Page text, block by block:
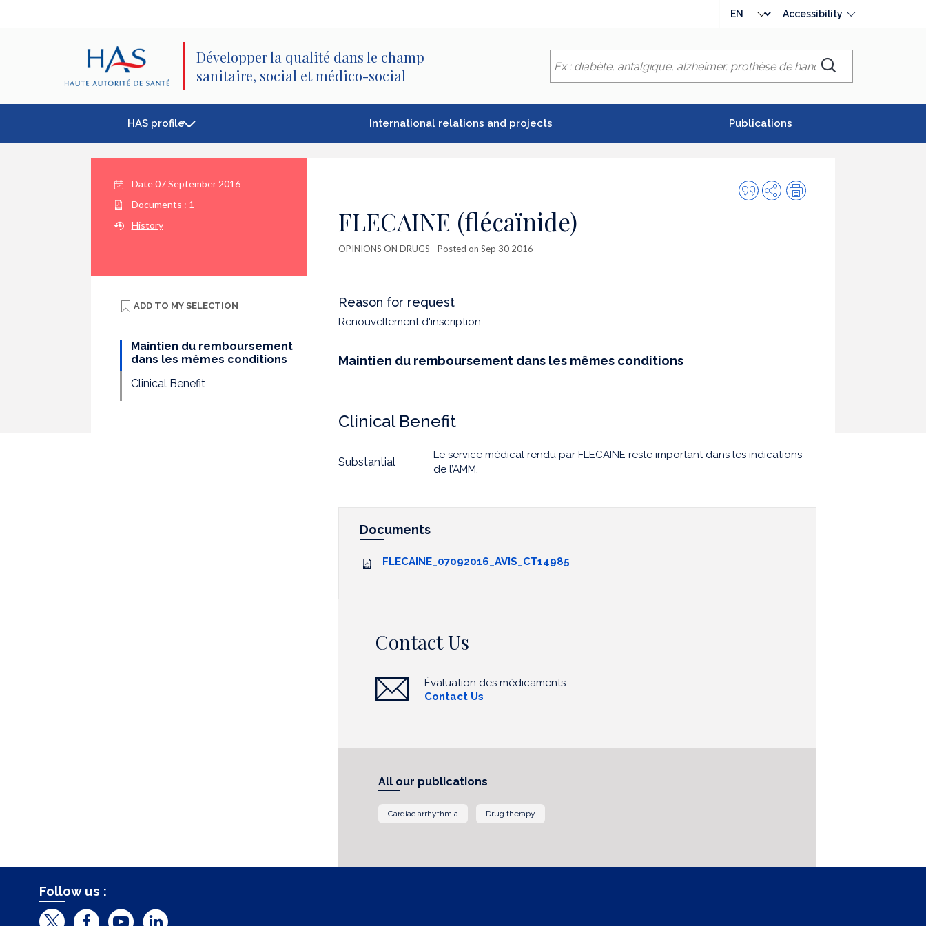
language
Accessibility
Développer la qualité dans le champ
sanitaire, social et médico-social
Chercher
HAS profile International relations and projects Publications
Date 07 September 2016
Documents : 1
History
ADD TO MY SELECTION
Maintien du remboursement
dans les mêmes conditions
Clinical Benefit
Quote
this
SharePrint
FLECAINE (flécaïnide)
OPINIONS ON DRUGS - Posted on Sep 30 2016
Reason for request
Renouvellement d'inscription
Maintien du remboursement dans les mêmes conditions
Clinical Benefit
Substantial
Le service médical rendu par FLECAINE reste important dans les indications
de l’AMM.
Documents
FLECAINE_07092016_AVIS_CT14985
Contact Us
Évaluation des médicaments
Contact Us
All our publications
Cardiac arrhythmia Drug therapy
Follow us :
T F Y L